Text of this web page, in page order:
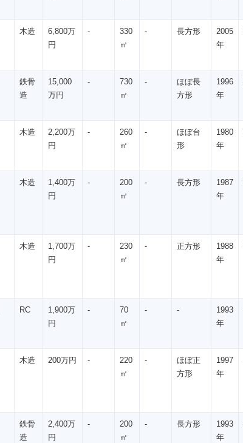
木造
6,800万
円
-
330
㎡
- 長方形
2005
年
鉄骨
造
15,000
万円
-
730
㎡
-
ほぼ長
方形
1996
年
木造
2,200万
円
-
260
㎡
-
ほぼ台
形
1980
年
木造
1,400万
円
-
200
㎡
- 長方形
1987
年
木造
1,700万
円
-
230
㎡
- 正方形
1988
年
RC
1,900万
円
-
70
㎡
- -
1993
年
木造 200万円 -
220
㎡
-
ほぼ正
方形
1997
年
鉄骨
造
2,400万
円
-
200
㎡
- 長方形
1993
年